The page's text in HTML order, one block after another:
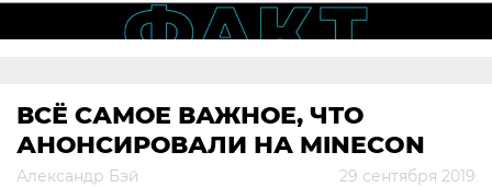
ВСЁ САМОЕ ВАЖНОЕ, ЧТО
АНОНСИРОВАЛИ НА MINECON
Александр Бэй 29 сентября 2019